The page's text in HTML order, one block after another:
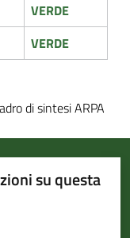
VERDE
VERDE
di sintesi ARPA
su questa